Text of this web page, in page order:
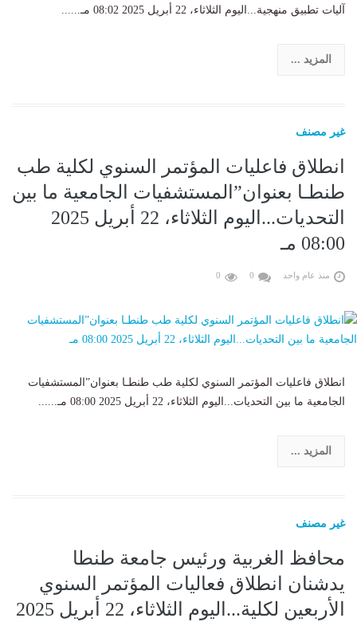
آليات تطبيق منهجية...اليوم الثلاثاء، 22 أبريل 2025 08:02 مـ......
المزيد ...
غير مصنف
انطلاق فاعليات المؤتمر السنوي لكلية طب
طنطـا بعنوان”المستشفيات الجامعية ما بين
التحديات...اليوم الثلاثاء، 22 أبريل 2025
08:00 مـ
منذ عام واحد 0
0
انطلاق فاعليات المؤتمر السنوي لكلية طب طنطـا بعنوان”المستشفيات
الجامعية ما بين التحديات...اليوم الثلاثاء، 22 أبريل 2025 08:00 مـ......
المزيد ...
غير مصنف
محافظ الغربية ورئيس جامعة طنطا
يدشنان انطلاق فعاليات المؤتمر السنوي
الأربعين لكلية...اليوم الثلاثاء، 22 أبريل 2025